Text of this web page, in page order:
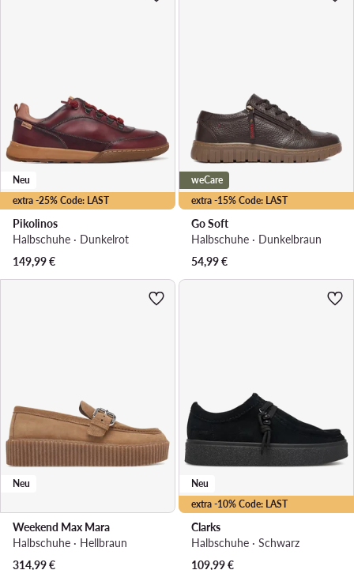
extra -25% Code: LAST
Neu
Pikolinos
Halbschuhe · Dunkelrot
149,99€
extra -15% Code: LAST
weCare
Go Soft
Halbschuhe · Dunkelbraun
54,99€
Neu
Weekend Max Mara
Halbschuhe · Hellbraun
314,99€
extra -10% Code: LAST
Neu
Clarks
Halbschuhe · Schwarz
109,99€